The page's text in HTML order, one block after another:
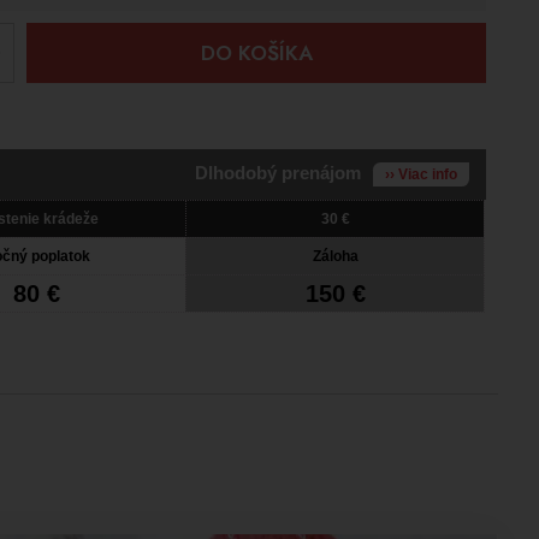
DO KOŠÍKA
Dlhodobý prenájom ›› Viac info
krádeže 30 €
poplatok Záloha
80 € 150 €